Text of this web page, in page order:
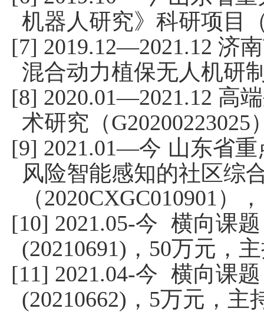
机器人研究》科研项目
[7] 2019.12—2021.12 济
混合动力植保无人机研
[8] 2020.01—2021.12 高
术研究（G20200223025
[9] 2021.01—今 山东省
风险智能感知的社区综
（2020CXGC010901 ），
[10] 2021.05-今 横向课
(20210691) ， 50万元，
[11] 2021.04-今 横向课
(20210662) ， 5万元，主